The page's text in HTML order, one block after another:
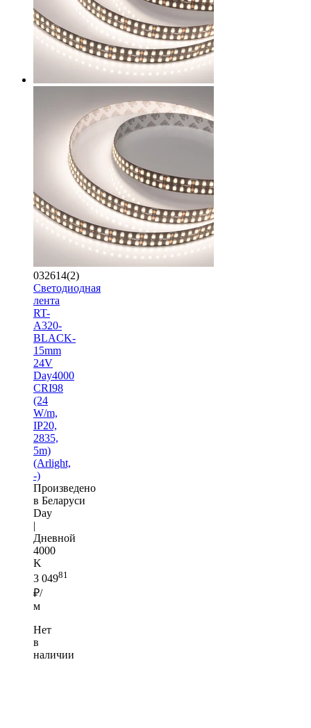
032614(2)
Светодиодная
лента
RT-
A320-
BLACK-
15mm
24V
Day4000
CRI98
(24
W/m,
IP20,
2835,
5m)
(Arlight,
-)
Произведено
в Беларуси
Day
|
Дневной
4000
K
3 04981
₽/
м
Нет
в
наличии